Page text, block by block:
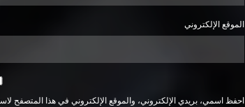
الموقع الإلكتروني
احفظ اسمي، بريدي الإلكتروني، والموقع الإلكتروني في هذا المتصفح